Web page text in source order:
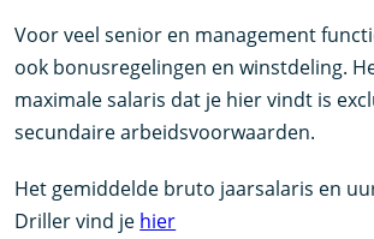
Voor veel senior en management
ook bonusregelingen en winstdeling.
maximale salaris dat je hier vindt is
secundaire arbeidsvoorwaarden.
Het gemiddelde bruto jaarsalaris en
Driller vind je hier